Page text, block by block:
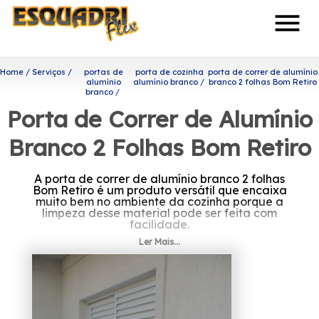
menu
Home Serviços
portas de
alumínio
branco
porta de cozinha
alumínio branco
porta de correr de alumínio
branco 2 folhas Bom Retiro
Porta de Correr de Alumínio
Branco 2 Folhas Bom Retiro
A porta de correr de alumínio branco 2 folhas
Bom Retiro é um produto versátil que encaixa
muito bem no ambiente da cozinha porque a
limpeza desse material pode ser feita com
facilidade.
Quer conhecer porta de
correr de alumínio branco 2
folhas Bom Retiro?
Com uma equipe de profissionais formada
Ler Mais...